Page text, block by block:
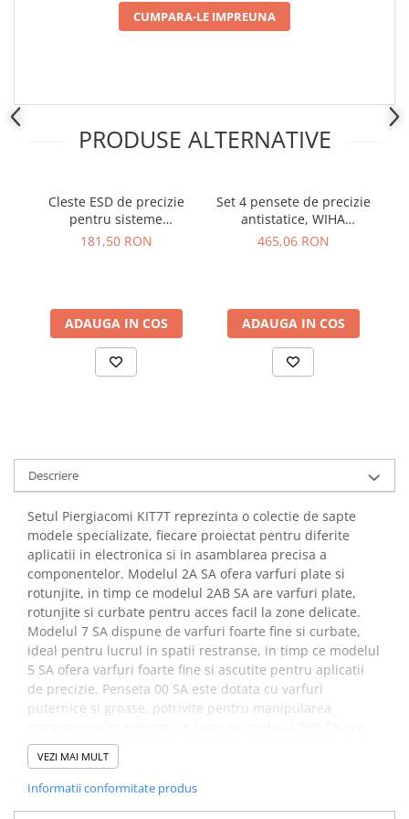
Placi de Expansiune
Gadgets
Acumulatori
Distributie Comutatie si Protectie
Sigurante Fuzibile
Sigurante Diferentiale RCBO
Protectii diferentiale RCCB
Contactoare
Blocuri de Distributie
Tablouri Electrice
Accesorii Tablouri Electrice
Stabilizatoare de Tensiune
Convertoare de Tensiune
Banda Izolatoare
Panouri Fotovoltaice
Smart Home
Intrerupatoare Smart
Module Smart Home
CUMPARA-LE IMPREUNA
PRODUSE ALTERNATIVE
Cleste ESD de precizie
pentru sisteme
electronice, Knipex 35 22
181,50 RON
ADAUGA IN COS
Set 4 pensete de precizie
antistatice, WIHA
Professional ESD 32349
465,06 RON
ADAUGA IN COS
Descriere
Setul Piergiacomi KIT7T reprezinta o colectie de sapte
modele specializate, fiecare proiectat pentru diferite
aplicatii in electronica si in asamblarea precisa a
componentelor. Modelul 2A SA ofera varfuri plate si
rotunjite, in timp ce modelul 2AB SA are varfuri plate,
rotunjite si curbate pentru acces facil la zone delicate.
Modelul 7 SA dispune de varfuri foarte fine si curbate,
ideal pentru lucrul in spatii restranse, in timp ce modelul
5 SA ofera varfuri foarte fine si ascutite pentru aplicatii
de precizie. Penseta 00 SA este dotata cu varfuri
puternice si groase, potrivite pentru manipularea
varfuri interne zimtate groase si caneluri pentru degete,
asigurand aderenta optima. Ultimul model, AA SA, ofera
varfuri puternice si fine pentru control precis in
VEZI MAI MULT
Informatii conformitate produs